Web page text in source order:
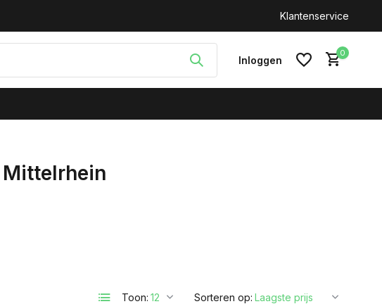
Klantenservice
Inloggen
0
Toon: Sorteren op: